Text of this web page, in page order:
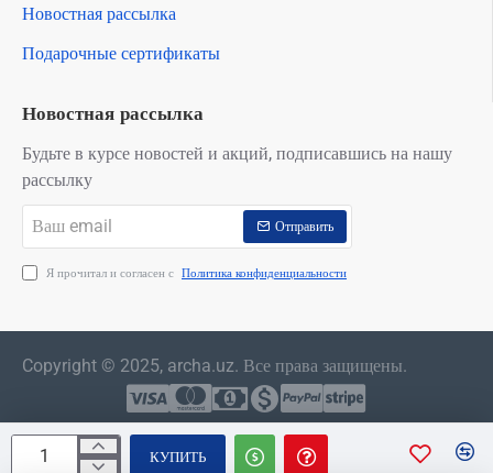
КУПИТЬ
Новостная рассылка
Подарочные сертификаты
Новостная рассылка
Будьте в курсе новостей и акций, подписавшись на нашу
рассылку
email
Отправить
Я прочитал и согласен с Политика конфиденциальности
Copyright © 2025, archa.uz. Все права защищены.